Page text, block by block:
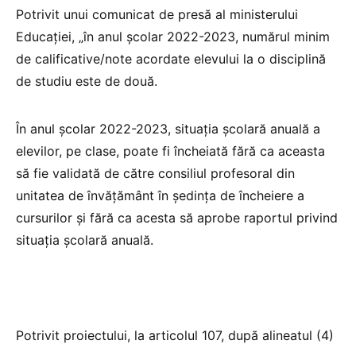
Potrivit unui comunicat de presă al ministerului
Educației, „în anul școlar 2022-2023, numărul minim
de calificative/note acordate elevului la o disciplină
de studiu este de două.
În anul școlar 2022-2023, situația școlară anuală a
elevilor, pe clase, poate fi încheiată fără ca aceasta
să fie validată de către consiliul profesoral din
unitatea de învățământ în ședința de încheiere a
cursurilor și fără ca acesta să aprobe raportul privind
situația școlară anuală.
Potrivit proiectului, la articolul 107, după alineatul (4)